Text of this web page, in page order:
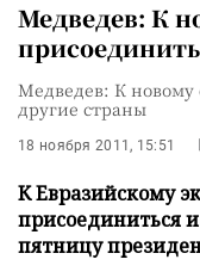
Медведев: К
Медведев: К новому
другие страны
18 ноября 2011, 15:51
К Евразийскому
присоединиться
пятницу